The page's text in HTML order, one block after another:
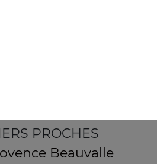
PROCHES
Beauvalle